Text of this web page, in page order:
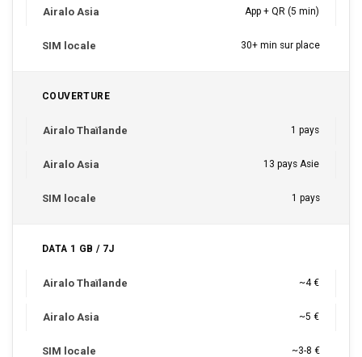
App + QR (5 min)
30+ min sur place
COUVERTURE
1 pays
13 pays Asie
1 pays
DATA 1 GB / 7J
~4 €
~5 €
~3-8 €